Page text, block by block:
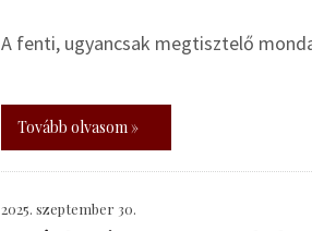
A fenti, ugyancsak megtisztelő
Tovább olvasom »
2025. szeptember 30.